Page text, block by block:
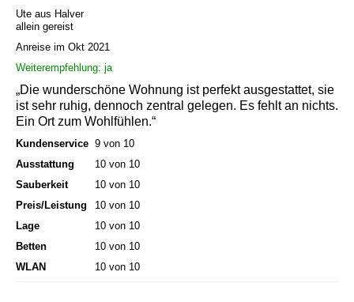
Ute aus Halver
allein gereist
Anreise im Okt 2021
Weiterempfehlung: ja
„Die wunderschöne Wohnung ist perfekt ausgestattet, sie
ist sehr ruhig, dennoch zentral gelegen. Es fehlt an nichts.
Ein Ort zum Wohlfühlen.“
Kundenservice 9 von 10
Ausstattung
10 von 10
Sauberkeit
10 von 10
Preis/Leistung
10 von 10
Lage
10 von 10
Betten
10 von 10
WLAN
10 von 10